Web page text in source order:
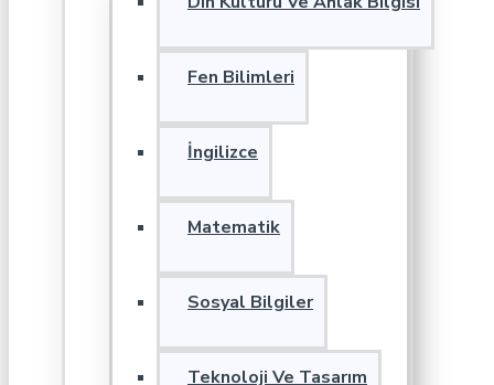
Fen Bilimleri
İngilizce
Matematik
Sosyal Bilgiler
Teknoloji Ve Tasarım